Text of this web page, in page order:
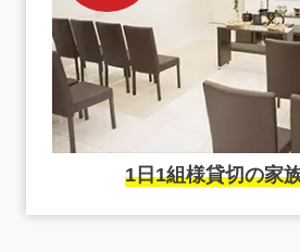
1日1組様貸切の家